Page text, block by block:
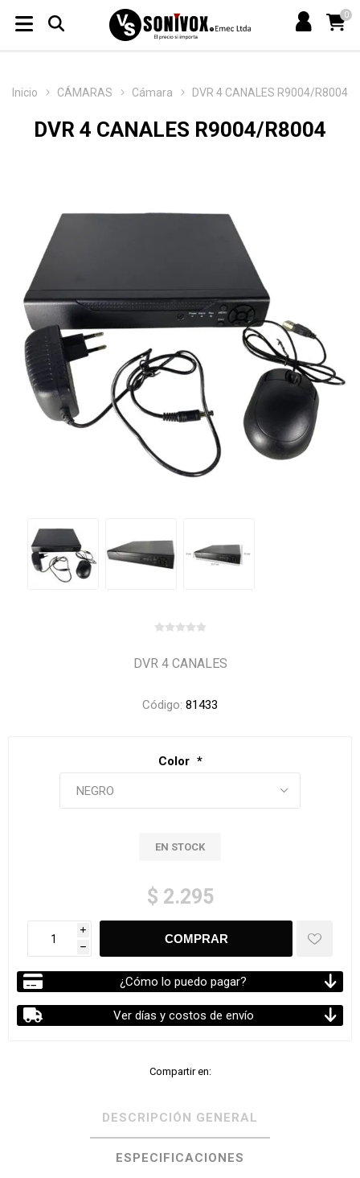
0
Inicio CÁMARAS Cámara DVR 4 CANALES R9004/R8004
DVR 4 CANALES R9004/R8004
DVR 4 CANALES
Código: 81433
Color *
EN STOCK
$ 2.295
i
h
¿Cómo lo puedo pagar?
Ver días y costos de envío
Compartir en:
DESCRIPCIÓN GENERAL
ESPECIFICACIONES